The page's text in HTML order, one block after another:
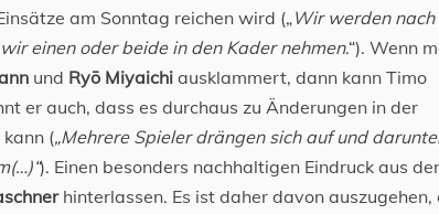
am Sonntag reichen wird („Wir werden nach
einen oder beide in den Kader nehmen.“). Wenn
und Ryō Miyaichi ausklammert, dann kann Timo
er auch, dass es durchaus zu Änderungen in der
(„Mehrere Spieler drängen sich auf und
). Einen besonders nachhaltigen Eindruck aus
hinterlassen. Es ist daher davon auszugehen,